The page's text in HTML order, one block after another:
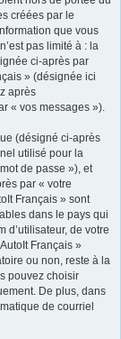
créées par le
que vous
pas limité à : la
ci-après par
» (désignée ici
après
« vos messages »).
(désigné ci-après
utilisé pour la
de passe »), et
par « votre
Français » sont
dans le pays qui
d’utilisateur, de votre
Français »
ou non, reste à la
pouvez choisir
De plus, dans
de courriel